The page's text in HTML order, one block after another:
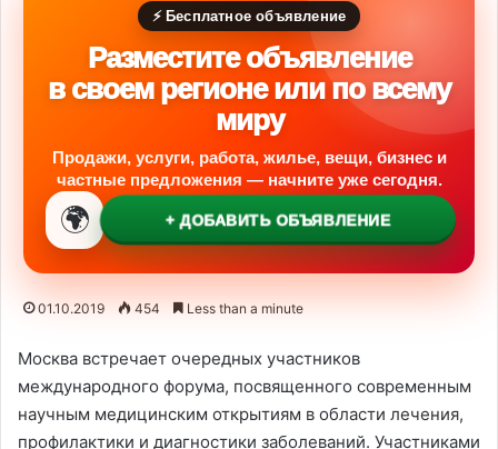
⚡ Бесплатное объявление
Разместите объявление
в своем регионе или по всему
миру
Продажи, услуги, работа, жилье, вещи, бизнес и
частные предложения — начните уже сегодня.
🌍 + ДОБАВИТЬ ОБЪЯВЛЕНИЕ
01.10.2019 454 Less than a minute
Москва встречает очередных участников
международного форума, посвященного современным
научным медицинским открытиям в области лечения,
профилактики и диагностики заболеваний. Участниками